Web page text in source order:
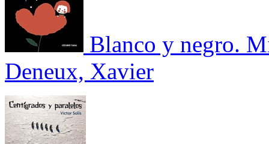
Blanco y negro.
Deneux, Xavier